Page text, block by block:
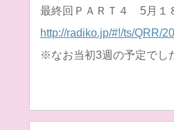
最終回ＰＡＲＴ４ 5月１
http://radiko.jp/#!/ts/QRR/
※なお当初3週の予定でし